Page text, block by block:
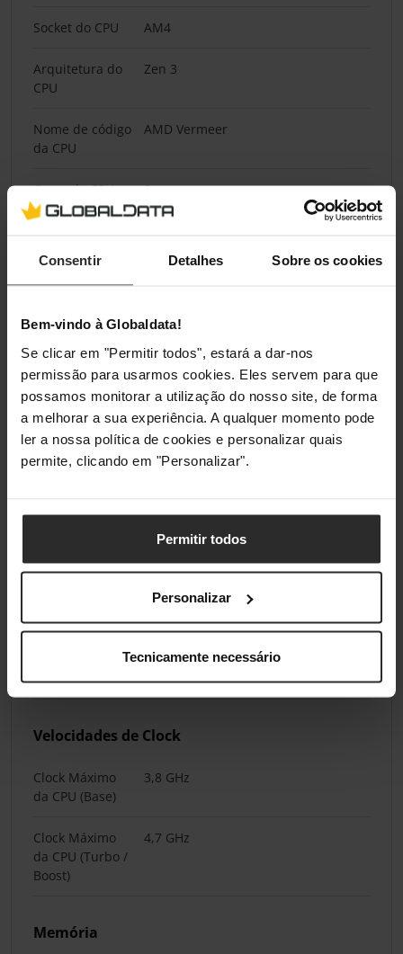
Consentir Detalhes Sobre os cookies
Bem-vindo à Globaldata!
Se clicar em "Permitir todos", estará a dar-nos
permissão para usarmos cookies. Eles servem para que
possamos monitorar a utilização do nosso site, de forma
a melhorar a sua experiência. A qualquer momento pode
ler a nossa política de cookies e personalizar quais
permite, clicando em "Personalizar".
Permitir todos
Personalizar
Tecnicamente necessário
Socket do CPU AM4
Arquitetura do
CPU
Zen 3
Nome de código
da CPU
AMD Vermeer
Cores do CPU 8
/ Multithreading
Controlador de
Memória
canal duplo
L1-Cache 512 kB
L2-Cache 4 MB
TDP 105 W
CPU
Embalagem do
CPU
caixa / varejo
GPU Integrada Não
Velocidades de Clock
Clock Máximo
da CPU (Base)
3,8 GHz
Clock Máximo
da CPU (Turbo /
Boost)
4,7 GHz
Memória